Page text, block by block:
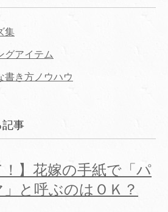
集
グアイテム
き方ノウハウ
記事
！】花嫁の手紙で「パ
と呼ぶのはＯＫ？